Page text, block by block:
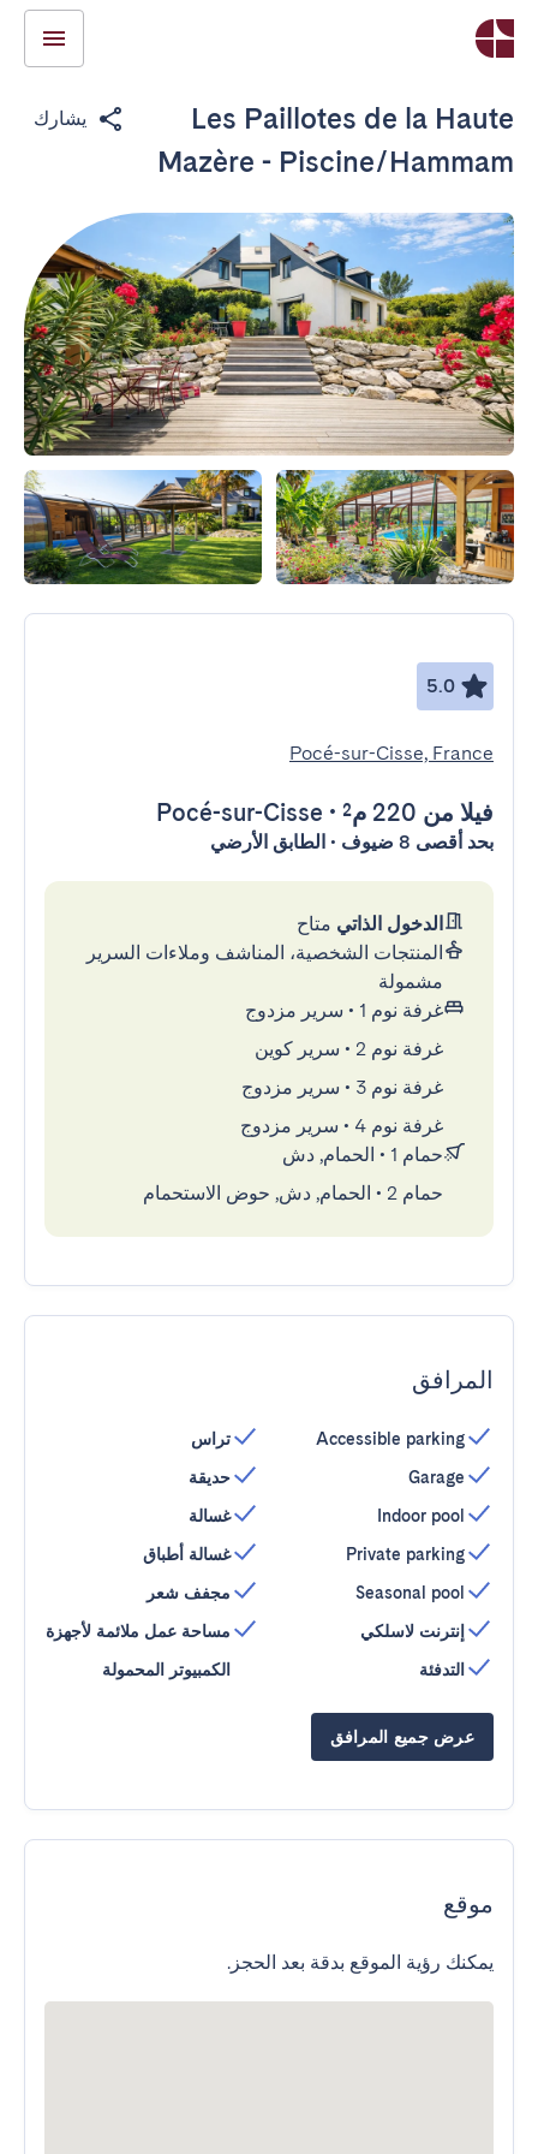
Les Paillotes de la Haute
Mazère - Piscine/Hammam
يشارك
5.0
Pocé-sur-Cisse, France
فيلا من 220 م² •
Pocé-sur-Cisse
بحد أقصى 8 ضيوف • الطابق الأرضي
الدخول الذاتي متاح
المنتجات الشخصية، المناشف وملاءات السرير
مشمولة
غرفة نوم 1
• سرير مزدوج
غرفة نوم 2
• سرير كوين
غرفة نوم 3
• سرير مزدوج
غرفة نوم 4
• سرير مزدوج
حمام 1
• الحمام, دش
حمام 2
• الحمام, دش, حوض الاستحمام
المرافق
Accessible parking
Garage
Indoor pool
Private parking
Seasonal pool
إنترنت لاسلكي
التدفئة
تراس
حديقة
غسالة
غسالة أطباق
مجفف شعر
مساحة عمل ملائمة لأجهزة
الكمبيوتر المحمولة
عرض جميع المرافق
موقع
يمكنك رؤية الموقع بدقة بعد الحجز.